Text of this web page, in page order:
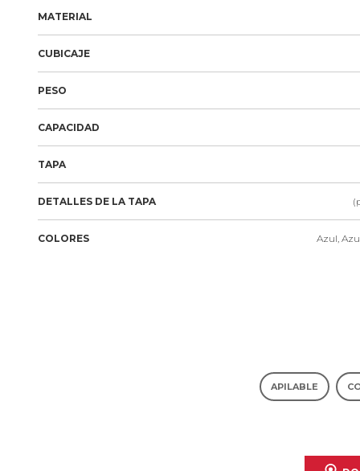
MATERIAL
CUBICAJE
PESO
CAPACIDAD
TAPA
DETALLES DE LA TAPA
COLORES Azul,
APILABLE